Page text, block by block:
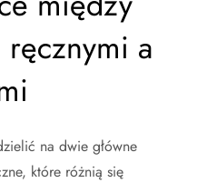
a
na dwie główne
które różnią się